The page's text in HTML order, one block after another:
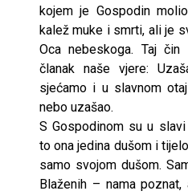
kojem je Gospodin
kalež muke i smrti, ali je
Oca nebeskoga. Taj
članak naše vjere:
sjećamo i u slavnom
nebo uzašao.
S Gospodinom su u
to ona jedina dušom i
samo svojom dušom.
Blaženih – nama